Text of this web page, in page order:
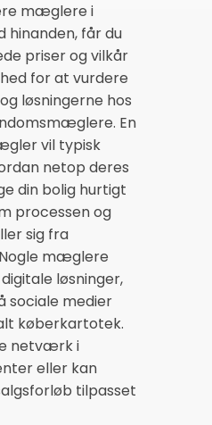
mæglere i
hinanden, får du
priser og vilkår
for at vurdere
løsningerne hos
En
vil typisk
netop deres
din bolig hurtigt
processen og
sig fra
mæglere
løsninger,
sociale medier
køberkartotek.
netværk i
eller kan
tilpasset